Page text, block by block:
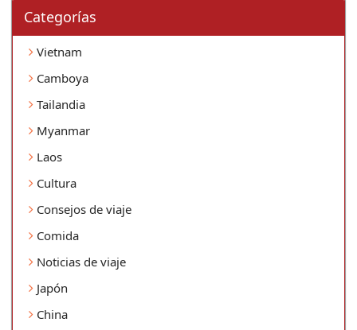
Categorí­as
Vietnam
Camboya
Tailandia
Myanmar
Laos
Cultura
Consejos de viaje
Comida
Noticias de viaje
Japón
China